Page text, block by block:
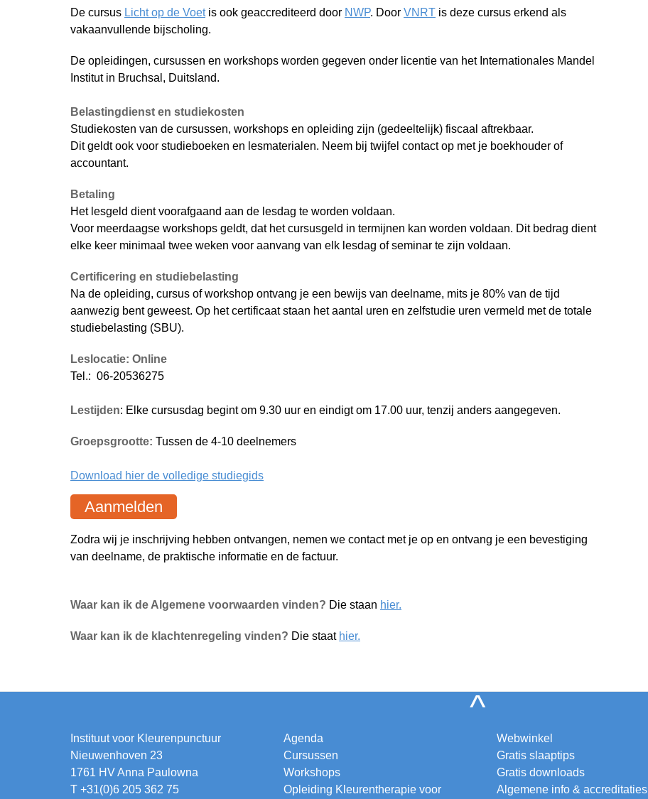
De cursus Licht op de Voetis ook geaccrediteerd door NWP. Door VNRT is deze cursus erkend als
vakaanvullende bijscholing.
De opleidingen, cursussen en workshops worden gegeven onder licentie van het Internationales Mandel
Institut in Bruchsal, Duitsland.
Belastingdienst en studiekosten
Studiekosten van de cursussen, workshops en opleiding zijn (gedeeltelijk) fiscaal aftrekbaar.
Dit geldt ook voor studieboeken en lesmaterialen. Neem bij twijfel contact op met je boekhouder of
accountant.
Betaling
Het lesgeld dient voorafgaand aan de lesdag te worden voldaan.
Voor meerdaagse workshops geldt, dat het cursusgeld in termijnen kan worden voldaan. Dit bedrag dient
elke keer minimaal twee weken voor aanvang van elk lesdag of seminar te zijn voldaan.
Certificering en studiebelasting
Na de opleiding, cursus of workshop ontvang je een bewijs van deelname, mits je 80% van de tijd
aanwezig bent geweest. Op het certificaat staan het aantal uren en zelfstudie uren vermeld met de totale
studiebelasting (SBU).
Leslocatie: Online
Tel.: 06-20536275
Lestijden: Elke cursusdag begint om 9.30 uur en eindigt om 17.00 uur, tenzij anders aangegeven.
Groepsgrootte: Tussen de 4-10 deelnemers
Download hier de volledige studiegids
Aanmelden
Zodra wij je inschrijving hebben ontvangen, nemen we contact met je op en ontvang je een bevestiging
van deelname, de praktische informatie en de factuur.
Waar kan ik de Algemene voorwaarden vinden? Die staan hier.
Waar kan ik de klachtenregeling vinden? Die staat hier.
^
Instituut voor Kleurenpunctuur
Nieuwenhoven 23
1761 HV Anna Paulowna
T +31(0)6 205 362 75
Agenda
Cursussen
Workshops
Opleiding Kleurentherapie voor
Webwinkel
Gratis slaaptips
Gratis downloads
Algemene info & accreditaties